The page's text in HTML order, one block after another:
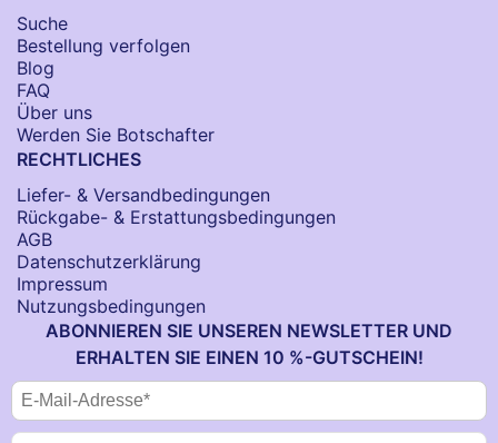
Suche
Bestellung verfolgen
Blog
FAQ
Über uns
Werden Sie Botschafter
RECHTLICHES
Liefer- & Versandbedingungen
Rückgabe- & Erstattungsbedingungen
AGB
Datenschutzerklärung
Impressum
Nutzungsbedingungen
ABONNIEREN SIE UNSEREN NEWSLETTER UND
ERHALTEN SIE EINEN 10 %-GUTSCHEIN!